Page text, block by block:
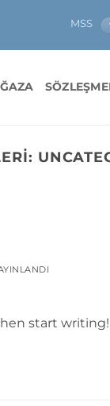
MSS
start writing!